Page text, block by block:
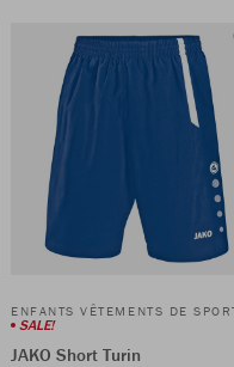
ENFANTS VÊTEMENTS DE
SALE!
JAKO Short Turin